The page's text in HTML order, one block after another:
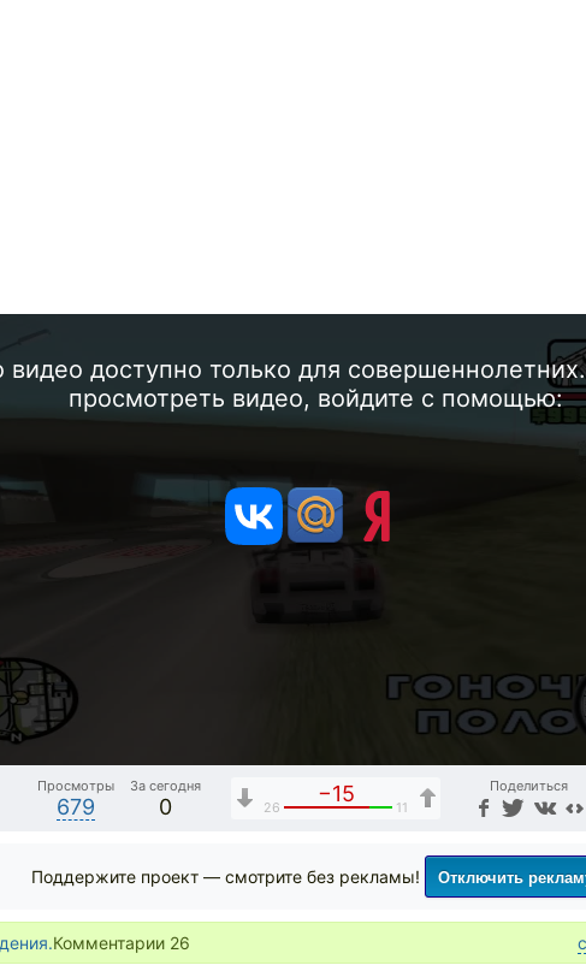
видео доступно только для
просмотреть видео, войдите с помощью:
Просмотры
679
За сегодня
0
−15
26 11
Поделиться
Поддержите проект — смотрите без рекламы! Отключить
Комментарии 26